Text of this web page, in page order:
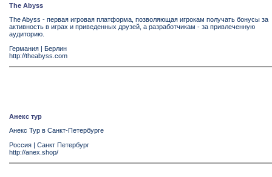
The Abyss
The Abyss - первая игровая платформа, позволяющая игрокам получать бонусы за
активность в играх и приведенных друзей, а разработчикам - за привлеченную
аудиторию.
Германия | Берлин
http://theabyss.com
Анекс тур
Анекс Тур в Санкт-Петербурге
Россия | Санкт Петербург
http://anex.shop/